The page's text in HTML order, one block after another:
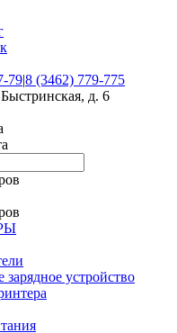
79|8 (3462) 779-775
д. 6
зарядное устройство